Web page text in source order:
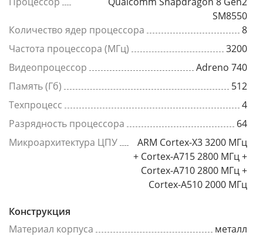
SM8550
Количество ядер процессора
8
Частота процессора (МГц)
3200
Видеопроцессор
Adreno 740
Память (Гб)
512
Техпроцесс
4
Разрядность процессора
64
Микроархитектура ЦПУ
ARM Cortex-X3 3200 МГц
+ Cortex-A715 2800 МГц +
Cortex-A710 2800 МГц +
Cortex-A510 2000 МГц
Конструкция
Материал корпуса
металл